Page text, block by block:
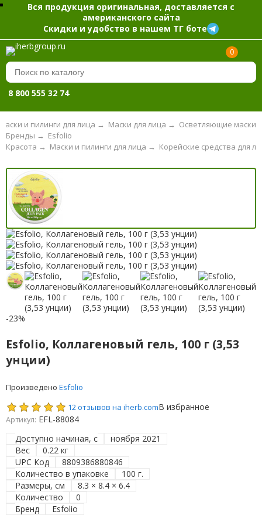
Вся продукция оригинальная, доставляется с
американского сайта
Скидки и удобство в нашем ТГ боте
0
8 800 555 32 74
и пилинги для лица → Маски для лица → Осветляющие маски
Esfolio
Бренды →
Корейские средства для
Маски и пилинги для лица →
Красота →
-23%
Esfolio, Коллагеновый гель, 100 г (3,53
унции)
Произведено Esfolio
12 отзывов на iherb.comВ избранное
Артикул: EFL-88084
Доступно начиная, с
ноября 2021
Вес
0.22 кг
UPC Код
8809386880846
Количество в упаковке
100 г.
Размеры, см
8.3 × 8.4 × 6.4
Количество
0
Бренд
Esfolio